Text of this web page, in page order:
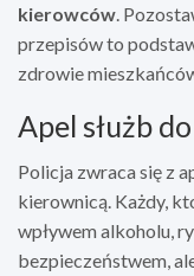
kierowców.
przepisów to
zdrowie
Apel służb
Policja zwraca się z
kierownicą. Każdy,
wpływem alkoholu,
bezpieczeństwem,